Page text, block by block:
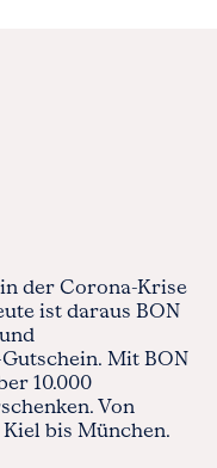
der Corona-Krise
ist daraus BON
Mit BON
10.000
Von
bis München.